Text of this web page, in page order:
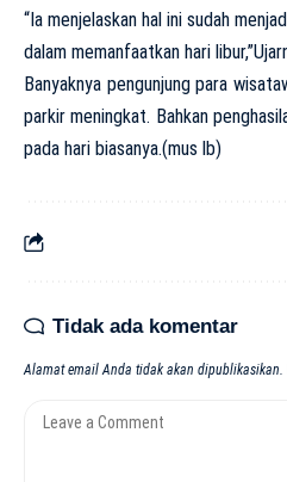
“Ia menjelaskan hal ini sudah
dalam memanfaatkan hari
Banyaknya pengunjung para
parkir meningkat. Bahkan
pada hari biasanya.(mus lb)
Tidak ada komentar
Alamat email Anda tidak akan dipublikasikan.